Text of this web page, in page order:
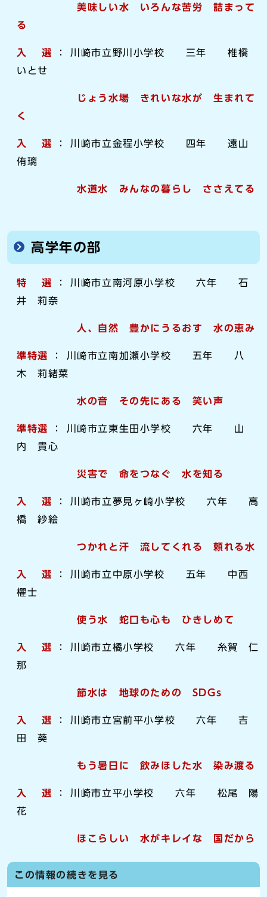
美味しい水 いろんな苦労 詰まって
る
入 選 ： 川崎市立野川小学校 三年 椎橋
いとせ
じょう水場 きれいな水が 生まれて
く
入 選 ： 川崎市立金程小学校 四年 遠山
侑璃
水道水 みんなの暮らし ささえてる
高学年の部
特 選 ： 川崎市立南河原小学校 六年 石
井 莉奈
人、自然 豊かにうるおす 水の恵み
準特選
： 川崎市立南加瀬小学校 五年 八
木 莉緒菜
水の音 その先にある 笑い声
準特選
： 川崎市立東生田小学校 六年 山
内 貴心
災害で 命をつなぐ 水を知る
入 選 ： 川崎市立夢見ヶ崎小学校 六年 高
橋 紗絵
つかれと汗 流してくれる 頼れる水
入 選 ： 川崎市立中原小学校 五年 中西
櫂士
使う水 蛇口も心も ひきしめて
入 選 ： 川崎市立橘小学校 六年 糸賀 仁
那
節水は 地球のための SDGs
入 選 ： 川崎市立宮前平小学校 六年 吉
田 葵
もう暑日に 飲みほした水 染み渡る
入 選 ： 川崎市立平小学校 六年 松尾 陽
花
ほこらしい 水がキレイな 国だから
この情報の続きを見る